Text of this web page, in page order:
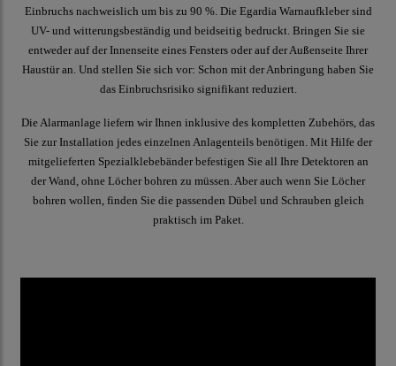
Einbruchs nachweislich um bis zu 90 %. Die Egardia Warnaufkleber sind
UV- und witterungsbeständig und beidseitig bedruckt. Bringen Sie sie
entweder auf der Innenseite eines Fensters oder auf der Außenseite Ihrer
Haustür an. Und stellen Sie sich vor: Schon mit der Anbringung haben Sie
das Einbruchsrisiko signifikant reduziert.
Die Alarmanlage liefern wir Ihnen inklusive des kompletten Zubehörs, das
Sie zur Installation jedes einzelnen Anlagenteils benötigen. Mit Hilfe der
mitgelieferten Spezialklebebänder befestigen Sie all Ihre Detektoren an
der Wand, ohne Löcher bohren zu müssen. Aber auch wenn Sie Löcher
bohren wollen, finden Sie die passenden Dübel und Schrauben gleich
praktisch im Paket.